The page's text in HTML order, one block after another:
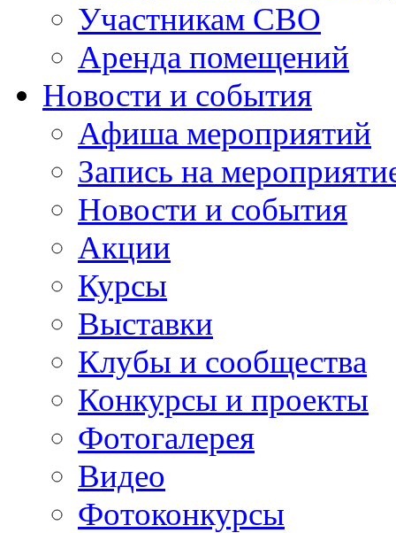
Участникам СВО
Аренда помещений
Новости и события
Афиша мероприятий
Запись на
Новости и события
Акции
Курсы
Выставки
Клубы и сообщества
Конкурсы и проекты
Фотогалерея
Видео
Фотоконкурсы